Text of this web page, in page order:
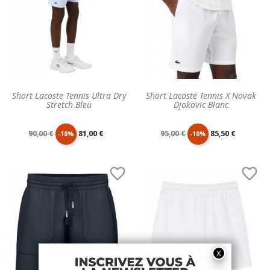
Short Lacoste Tennis Ultra Dry
Stretch Bleu
Prix
90,00 € -10% Prix
81,00 €
Short Lacoste Tennis X Novak
Djokovic Blanc
Prix
95,00 € -10% Prix
85,50 €
 